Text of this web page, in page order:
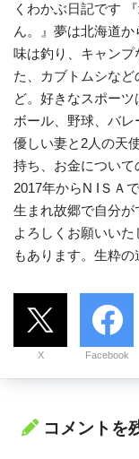
くわかぶ日記です
ん。』夢は北海道
味は釣り、キャン
た、カブトムシな
ど。好きなスポー
ボール、野球、バ
優しい妻と2人の天
持ち、お金について
2017年からN IＳＡ
生まれ故郷で自分が
よろしくお願いい
もあります。生粋の
X Facebook
コメントを